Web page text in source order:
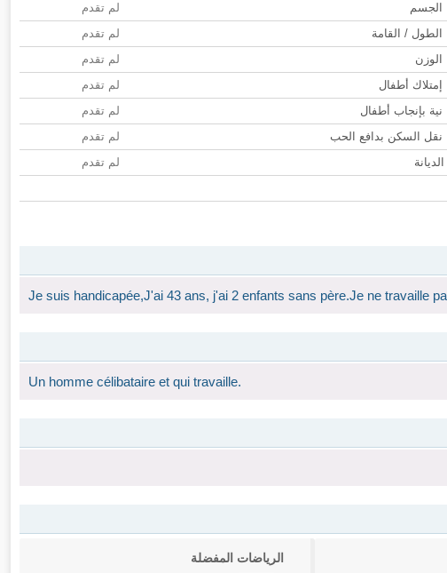
الجسم
لم تقدم
الطول / القامة
لم تقدم
الوزن
لم تقدم
إمتلاك أطفال
لم تقدم
نية بإنجاب أطفال
لم تقدم
نقل السكن بدافع الحب
لم تقدم
الديانة
لم تقدم
Je suis handicapée,J'ai 43 ans, j'ai 2 enfants sans père.Je ne travaille
Un homme célibataire et qui travaille.
الرياضات المفضلة